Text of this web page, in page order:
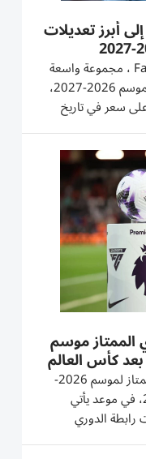
أبرز تعديلات
أعلنت لعبة Fantasy Premier League ، مجموعة واسعة
من التعديلات والتحديثات استعداداً لموسم 2026-2027،
سعر في تاريخ
إلى منح المدربين
تاريخياً حصل
الممتاز موسم
تنطلق منافسات الدوري الإنجليزي الممتاز لموسم 2026-
2027 يوم الجمعة 21 أغسطس 2026، في موعد يأتي
رابطة الدوري
فترة راحة